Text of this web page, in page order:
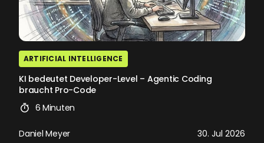
ARTIFICIAL INTELLIGENCE
KI bedeutet Developer-Level – Agentic Coding
braucht Pro-Code
6 Minuten
Daniel Meyer 30. Jul 2026